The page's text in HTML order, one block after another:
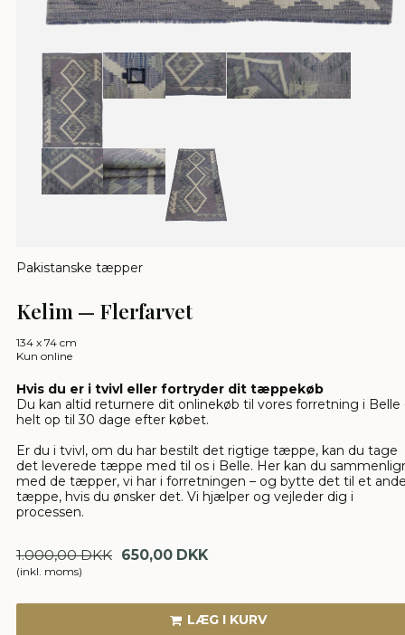
Pakistanske tæpper
Kelim — Flerfarvet
134 x 74 cm
Kun online
Hvis du er i tvivl eller fortryder dit tæppekøb
Du kan altid returnere dit onlinekøb til vores forretning i Belle
helt op til 30 dage efter købet.
Er du i tvivl, om du har bestilt det rigtige tæppe, kan du tage
det leverede tæppe med til os i Belle. Her kan du
med de tæpper, vi har i forretningen – og bytte det til et
tæppe, hvis du ønsker det. Vi hjælper og vejleder dig i
processen.
650,00 DKK
1.000,00 DKK
(inkl. moms)
LÆG I KURV